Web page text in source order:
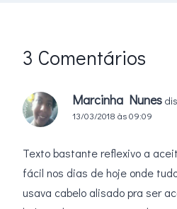
3 Comentários
Marcinha Nunes
13/03/2018 às 09:09
Texto bastante reflexivo a
fácil nos dias de hoje onde
usava cabelo alisado pra ser